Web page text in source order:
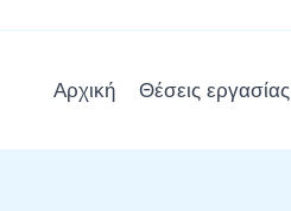
Αρχική Θέσεις εργασίας